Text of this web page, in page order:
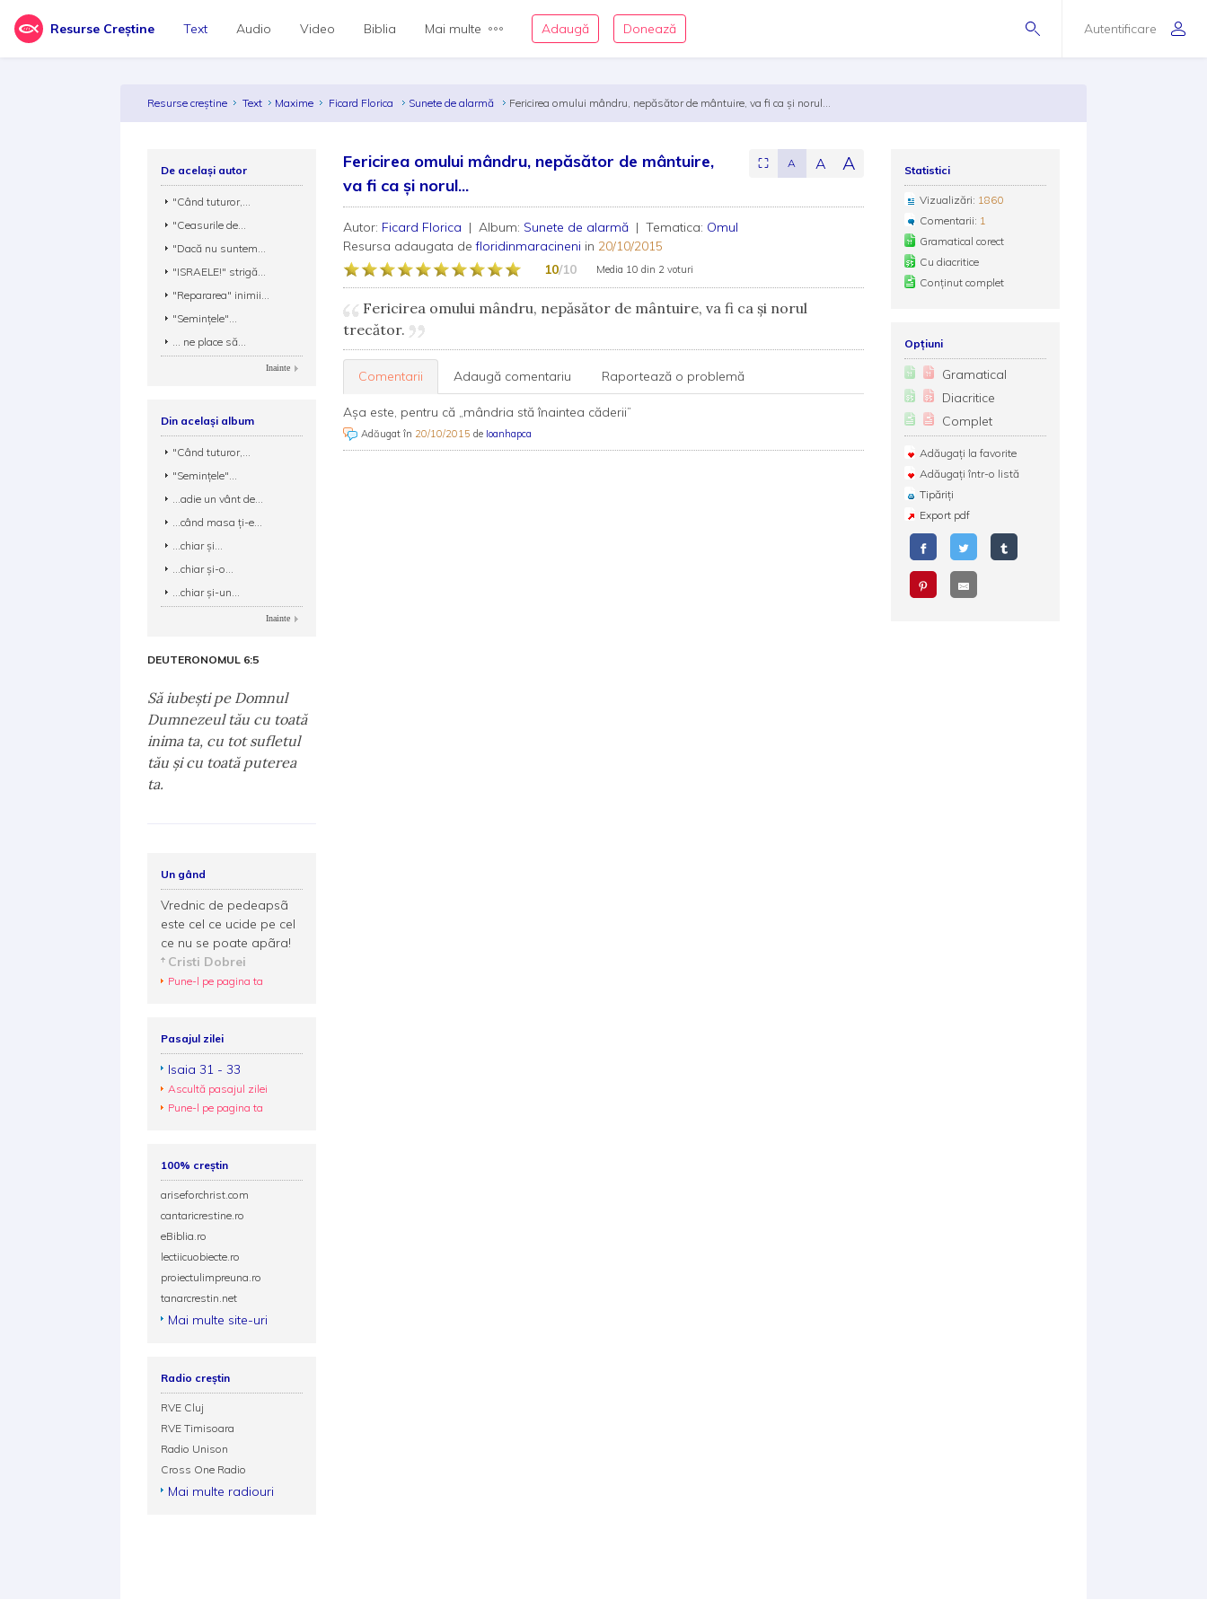
Resurse Creștine Autentificare
Text Audio Video Biblia Mai multe Adaugă Donează
Resurse creștine Text Maxime Ficard Florica Sunete de alarmă Fericirea omului mândru, nepăsător de mântuire, va fi ca şi norul...
Fericirea omului mândru, nepăsător de mântuire,
va fi ca şi norul...
⛶ A A A
Autor: Ficard Florica | Album: Sunete de alarmă | Tematica: Omul
Resursa adaugata defloridinmaracineni in 20/10/2015
10/10 Media 10 din 2 voturi
Fericirea omului mândru, nepăsător de mântuire, va fi ca şi norul
trecător.
Comentarii Adaugă comentariu Raportează o problemă
Așa este, pentru că „mândria stă înaintea căderii”
Adăugat în 20/10/2015 de Ioanhapca
Statistici
Vizualizări: 1860
Comentarii: 1
Gramatical corect
Cu diacritice
Conținut complet
Opțiuni
Gramatical
Diacritice
Complet
Adăugați la favorite
Adăugați într-o listă
Tipăriți
Export pdf
De același autor
"Când tuturor,...
"Ceasurile de...
"Dacă nu suntem...
"ISRAELE!" strigă...
"Repararea" inimii...
"Seminţele"...
... ne place să...
Inainte
Din același album
"Când tuturor,...
"Seminţele"...
...adie un vânt de...
...când masa ţi-e...
...chiar şi...
...chiar şi-o...
...chiar şi-un...
Inainte
DEUTERONOMUL 6:5
Să iubeşti pe Domnul
Dumnezeul tău cu toată
inima ta, cu tot sufletul
tău şi cu toată puterea
ta.
Un gând
Vrednic de pedeapsã
este cel ce ucide pe cel
ce nu se poate apãra!
Cristi Dobrei
Pune-l pe pagina ta
Pasajul zilei
Isaia 31 - 33
Ascultă pasajul zilei
Pune-l pe pagina ta
100% creștin
ariseforchrist.com
cantaricrestine.ro
eBiblia.ro
lectiicuobiecte.ro
proiectulimpreuna.ro
tanarcrestin.net
Mai multe site-uri
Radio creștin
RVE Cluj
RVE Timisoara
Radio Unison
Cross One Radio
Mai multe radiouri